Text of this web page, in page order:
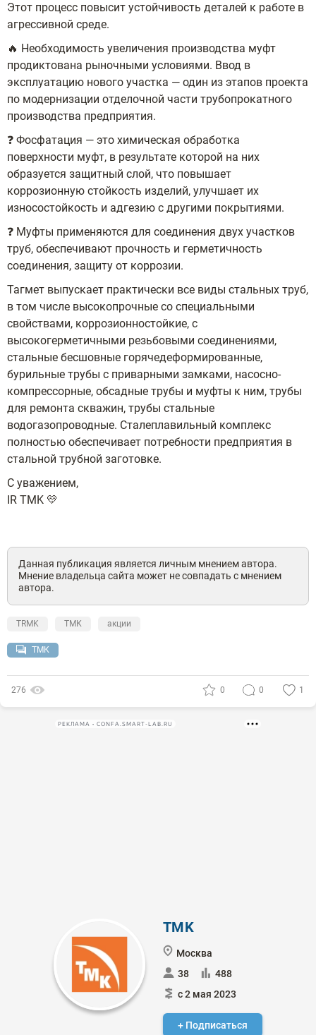
Этот процесс повысит устойчивость деталей к работе в
агрессивной среде.
🔥 Необходимость увеличения производства муфт
продиктована рыночными условиями. Ввод в
эксплуатацию нового участка — один из этапов проекта
по модернизации отделочной части трубопрокатного
производства предприятия.
❓ Фосфатация — это химическая обработка
поверхности муфт, в результате которой на них
образуется защитный слой, что повышает
коррозионную стойкость изделий, улучшает их
износостойкость и адгезию с другими покрытиями.
❓ Муфты применяются для соединения двух участков
труб, обеспечивают прочность и герметичность
соединения, защиту от коррозии.
Тагмет выпускает практически все виды стальных труб,
в том числе высокопрочные со специальными
свойствами, коррозионностойкие, с
высокогерметичными резьбовыми соединениями,
стальные бесшовные горячедеформированные,
бурильные трубы с приварными замками, насосно-
компрессорные, обсадные трубы и муфты к ним, трубы
для ремонта скважин, трубы стальные
водогазопроводные. Сталеплавильный комплекс
полностью обеспечивает потребности предприятия в
стальной трубной заготовке.
С уважением,
IR TMK 💛
Данная публикация является личным мнением автора.
Мнение владельца сайта может не совпадать с мнением
автора.
TRMK ТМК акции
ТМК
276 0 0 1
РЕКЛАМА • CONFA.SMART-LAB.RU
TMK
Москва
38
488
с 2 мая 2023
+ Подписаться